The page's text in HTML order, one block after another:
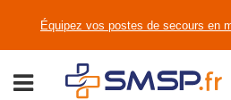
Équipez vos postes de secours en